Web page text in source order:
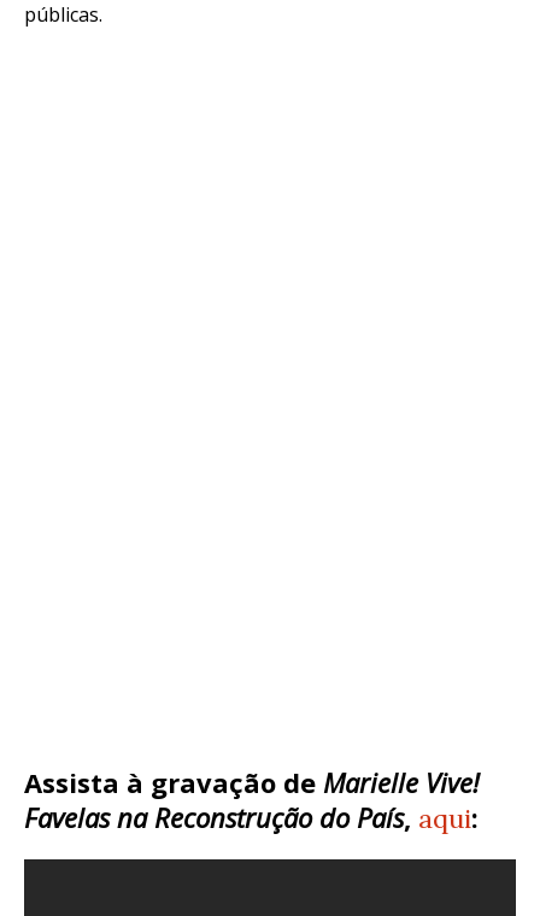
públicas.
Assista à gravação de Marielle Vive!
Favelas na Reconstrução do País, aqui: